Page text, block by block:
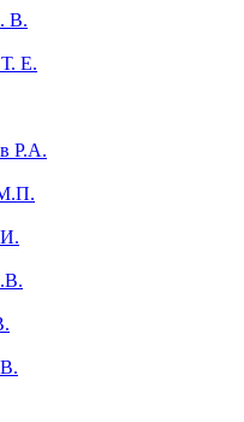
В.
Е.
Р.А.